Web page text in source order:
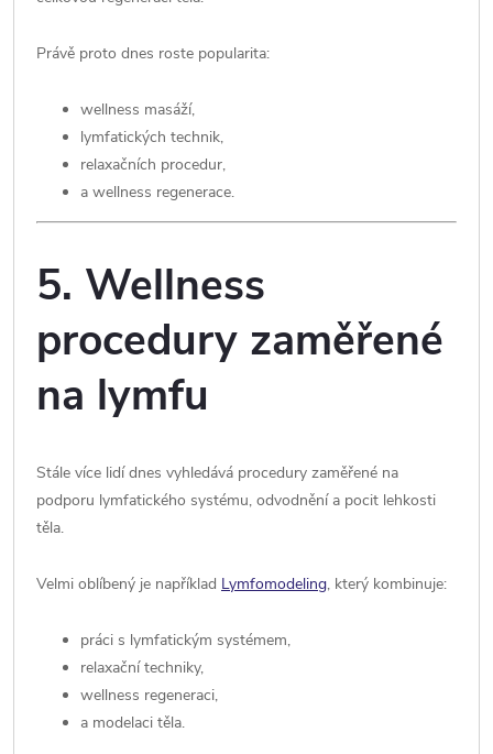
Právě proto dnes roste popularita:
wellness masáží,
lymfatických technik,
relaxačních procedur,
a wellness regenerace.
5. Wellness
procedury zaměřené
na lymfu
Stále více lidí dnes vyhledává procedury zaměřené na
podporu lymfatického systému, odvodnění a pocit lehkosti
těla.
Velmi oblíbený je například Lymfomodeling, který kombinuje:
práci s lymfatickým systémem,
relaxační techniky,
wellness regeneraci,
a modelaci těla.